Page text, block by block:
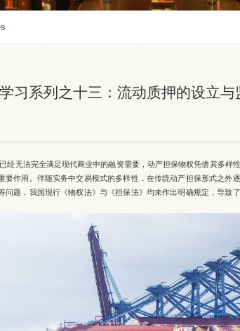
习系列之十三：流动质押的设立与
无法完全满足现代商业中的融资需要，动产担保物权凭借其多样
作用。伴随实务中交易模式的多样性，在传统动产担保形式之外
题，我国现行《物权法》与《担保法》均未作出明确规定，导致